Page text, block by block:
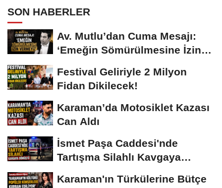
SON HABERLER
Av. Mutlu’dan Cuma Mesajı:
‘Emeğin Sömürülmesine İzin
Festival Geliriyle 2 Milyon
Fidan Dikilecek!
Karaman’da Motosiklet Kazası
Can Aldı
İsmet Paşa Caddesi'nde
Tartışma Silahlı Kavgaya
Karaman'ın Türkülerine Bütçe